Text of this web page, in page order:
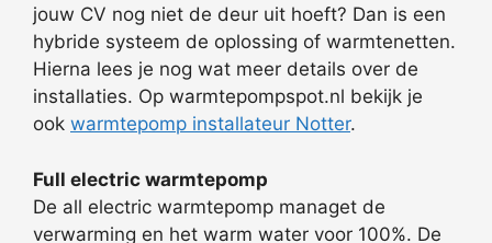
jouw CV nog niet de deur uit hoeft? Dan is een
hybride systeem de oplossing of warmtenetten.
Hierna lees je nog wat meer details over de
installaties. Op warmtepompspot.nl bekijk je
ook warmtepomp installateur Notter.
Full electric warmtepomp
De all electric warmtepomp managet de
verwarming en het warm water voor 100%. De